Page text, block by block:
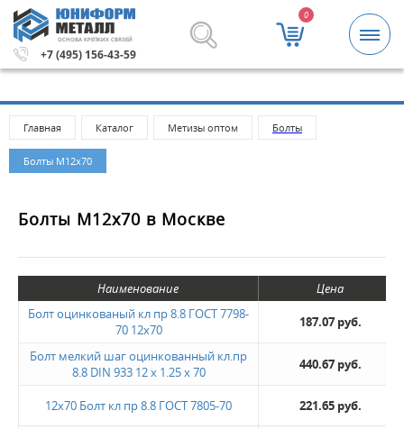
ОСНОВА КРЕПКИХ СВЯЗЕЙ
+7 (495) 156-43-59
0
заказа 5000 рублей. Метизы и крепежные
Главная Каталог Метизы оптом Болты
Болты М12х70
Болты М12х70 в Москве
Наименование
Цена
Болт оцинкованый кл пр 8.8 ГОСТ 7798-
70 12х70
187.07 руб.
Болт мелкий шаг оцинкованный кл.пр
8.8 DIN 933 12 х 1.25 х 70
440.67 руб.
12х70 Болт кл пр 8.8 ГОСТ 7805-70 221.65 руб.